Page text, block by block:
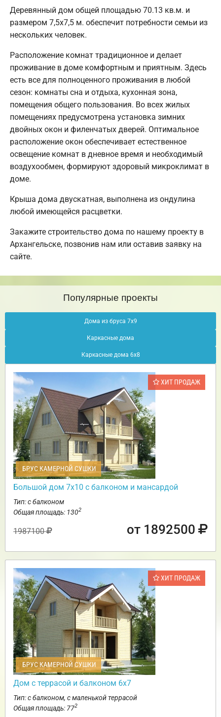
Деревянный дом общей площадью 70.13 кв.м. и
размером 7,5х7,5 м. обеспечит потребности семьи из
нескольких человек.
Расположение комнат традиционное и делает
проживание в доме комфортным и приятным. Здесь
есть все для полноценного проживания в любой
сезон: комнаты сна и отдыха, кухонная зона,
помещения общего пользования. Во всех жилых
помещениях предусмотрена установка зимних
двойных окон и филенчатых дверей. Оптимальное
расположение окон обеспечивает естественное
освещение комнат в дневное время и необходимый
воздухообмен, формируют здоровый микроклимат в
доме.
Крыша дома двускатная, выполнена из ондулина
любой имеющейся расцветки.
Закажите строительство дома по нашему проекту в
Архангельске, позвонив нам или оставив заявку на
сайте.
Популярные проекты
Дома из бруса 7х9
Каркасные дома
Каркасные дома 6х8
ХИТ ПРОДАЖ
БРУС КАМЕРНОЙ СУШКИ
Большой дом 7х10 с балконом и мансардой
Тип: с балконом
Общая площадь: 1302
1987100 от 1892500
ХИТ ПРОДАЖ
БРУС КАМЕРНОЙ СУШКИ
Дом с террасой и балконом 6х7
Тип: с балконом, с маленькой террасой
Общая площадь: 772